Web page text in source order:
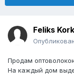
Feliks
Продам
На каждый дом